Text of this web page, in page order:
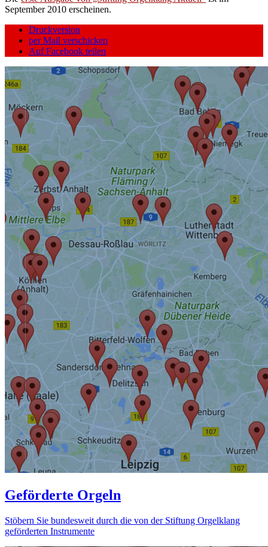
September 2010 erscheinen.
Druckversion
per Mail verschicken
Auf Facebook teilen
Geförderte Orgeln
Stöbern Sie bundesweit durch die von der Stiftung Orgelklang
geförderten Instrumente